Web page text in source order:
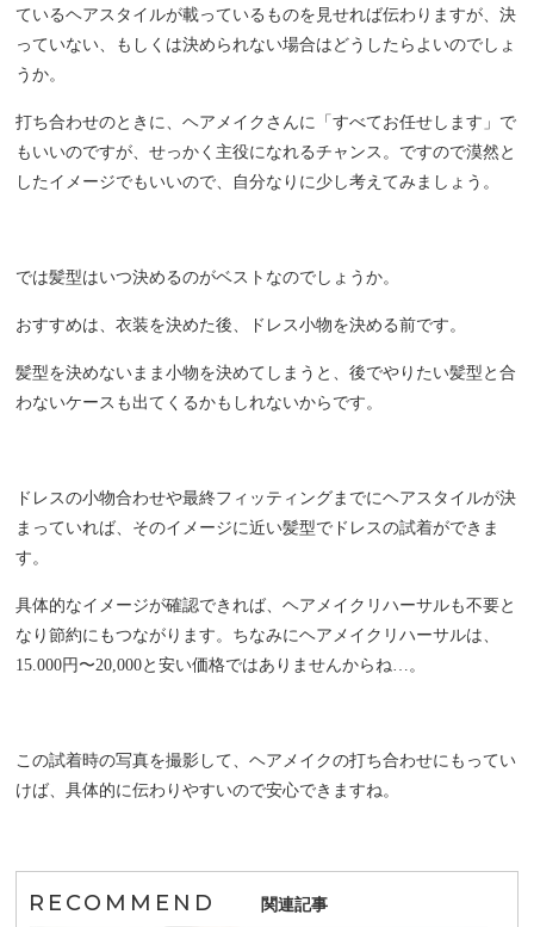
ているヘアスタイルが載っているものを見せれば伝わりますが、決
っていない、もしくは決められない場合はどうしたらよいのでしょ
うか。
打ち合わせのときに、ヘアメイクさんに「すべてお任せします」で
もいいのですが、せっかく主役になれるチャンス。ですので漠然と
したイメージでもいいので、自分なりに少し考えてみましょう。
では髪型はいつ決めるのがベストなのでしょうか。
おすすめは、衣装を決めた後、ドレス小物を決める前です。
髪型を決めないまま小物を決めてしまうと、後でやりたい髪型と合
わないケースも出てくるかもしれないからです。
ドレスの小物合わせや最終フィッティングまでにヘアスタイルが決
まっていれば、そのイメージに近い髪型でドレスの試着ができま
す。
具体的なイメージが確認できれば、ヘアメイクリハーサルも不要と
なり節約にもつながります。ちなみにヘアメイクリハーサルは、
15.000円〜20,000と安い価格ではありませんからね…。
この試着時の写真を撮影して、ヘアメイクの打ち合わせにもってい
けば、具体的に伝わりやすいので安心できますね。
RECOMMEND 関連記事